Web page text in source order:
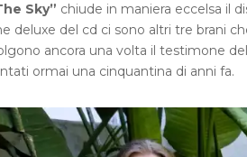
Sky” chiude in maniera eccelsa il
deluxe del cd ci sono altri tre brani
ancora una volta il testimone
ormai una cinquantina di anni fa.